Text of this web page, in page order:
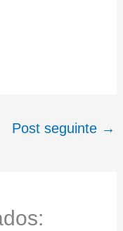
Post seguinte →